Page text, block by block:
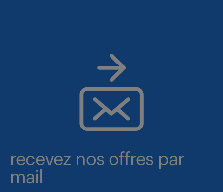
recevez nos offres par
mail